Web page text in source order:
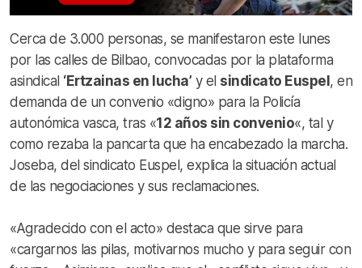
Cerca de 3.000 personas, se manifestaron este lunes
por las calles de Bilbao, convocadas por la plataforma
asindical ‘Ertzainas en lucha’ y el sindicato Euspel, en
demanda de un convenio «digno» para la Policía
autonómica vasca, tras «12 años sin convenio«, tal y
como rezaba la pancarta que ha encabezado la marcha.
Joseba, del sindicato Euspel, explica la situación actual
de las negociaciones y sus reclamaciones.
«Agradecido con el acto» destaca que sirve para
«cargarnos las pilas, motivarnos mucho y para seguir con